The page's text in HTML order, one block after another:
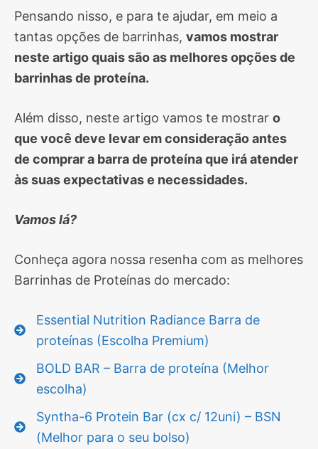
Pensando nisso, e para te ajudar, em meio a
tantas opções de barrinhas, vamos mostrar
neste artigo quais são as melhores opções de
barrinhas de proteína.
Além disso, neste artigo vamos te mostrar o
que você deve levar em consideração antes
de comprar a barra de proteína que irá atender
às suas expectativas e necessidades.
Vamos lá?
Conheça agora nossa resenha com as melhores
Barrinhas de Proteínas do mercado:
Essential Nutrition Radiance Barra de
proteínas (Escolha Premium)
BOLD BAR – Barra de proteína (Melhor
escolha)
Syntha-6 Protein Bar (cx c/ 12uni) – BSN
(Melhor para o seu bolso)